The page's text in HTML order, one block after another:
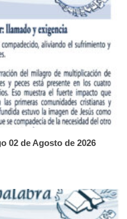
02 de Agosto de 2026